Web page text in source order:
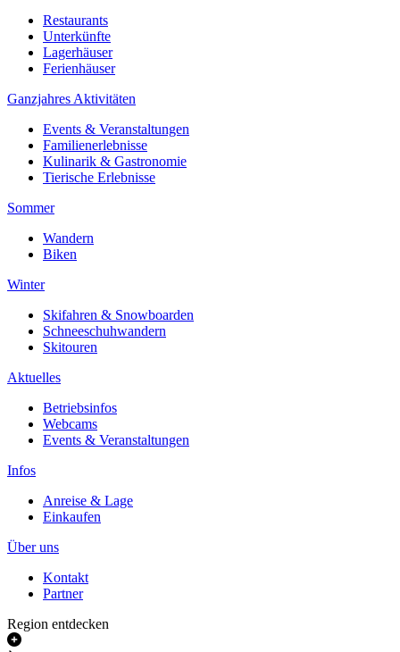
Restaurants
Unterkünfte
Lagerhäuser
Ferienhäuser
Ganzjahres Aktivitäten
Events & Veranstaltungen
Familienerlebnisse
Kulinarik & Gastronomie
Tierische Erlebnisse
Sommer
Wandern
Biken
Winter
Skifahren & Snowboarden
Schneeschuhwandern
Skitouren
Aktuelles
Betriebsinfos
Webcams
Events & Veranstaltungen
Infos
Anreise & Lage
Einkaufen
Über uns
Kontakt
Partner
Region entdecken